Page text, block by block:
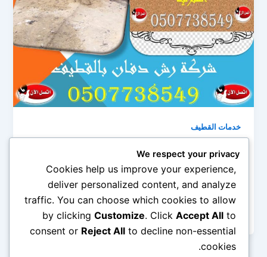
خدمات القطيف
شركة رش دفان بالقطيف 0545690779
admin
/أبريل 6, 2020
شركة رش دفان بالقطيف رش الدفان أو مكافحة النمل
الأبيض من الحشرات التي إذا لم تكن مكافحتها من البداية
عند […]
We respect your privacy
Cookies help us improve your experience,
deliver personalized content, and analyze
traffic. You can choose which cookies to allow
by clickingCustomize. ClickAccept All to
consent or Reject All to decline non-essential
cookies.